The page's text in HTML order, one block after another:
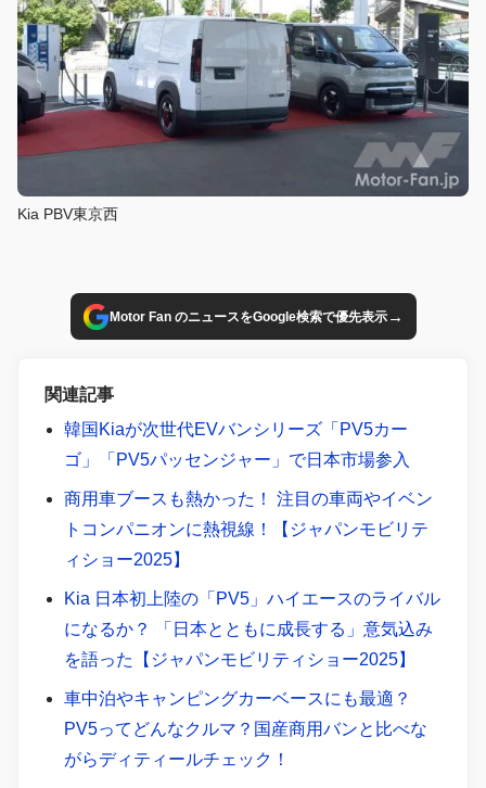
Kia PBV東京西
Motor Fan のニュースをGoogle検索で優先表示→
関連記事
韓国Kiaが次世代EVバンシリーズ「PV5カー
ゴ」「PV5パッセンジャー」で日本市場参入
商用車ブースも熱かった！ 注目の車両やイベン
トコンパニオンに熱視線！【ジャパンモビリテ
ィショー2025】
Kia 日本初上陸の「PV5」ハイエースのライバル
になるか？ 「日本とともに成長する」意気込み
を語った【ジャパンモビリティショー2025】
車中泊やキャンピングカーベースにも最適？
PV5ってどんなクルマ？国産商用バンと比べな
がらディティールチェック！